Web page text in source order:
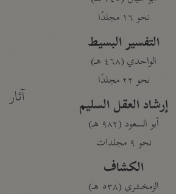
نحو ١٦ مجلدًا
التفسير البسيط
الواحدي (٤٦٨ هـ)
نحو ٢٢ مجلدًا
إرشاد العقل السليم
أبو السعود (٩٨٢ هـ)
نحو ٩ مجلدات
الكشاف
الزمخشري (٥٣٨ هـ)
آثار